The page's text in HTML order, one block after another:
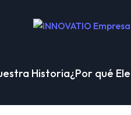
Historia¿Por qué